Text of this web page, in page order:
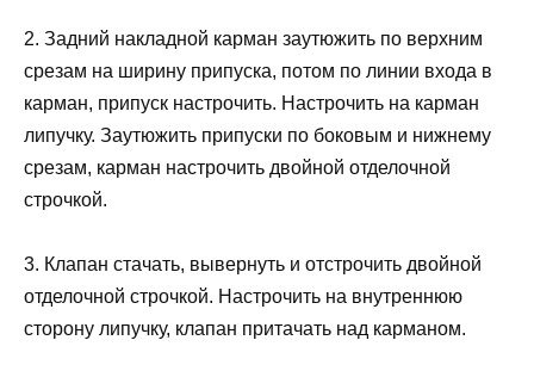
2. Задний накладной карман заутюжить по верхним
срезам на ширину припуска, потом по линии входа в
карман, припуск настрочить. Настрочить на карман
липучку. Заутюжить припуски по боковым и нижнему
срезам, карман настрочить двойной отделочной
строчкой.
3. Клапан стачать, вывернуть и отстрочить двойной
отделочной строчкой. Настрочить на внутреннюю
сторону липучку, клапан притачать над карманом.